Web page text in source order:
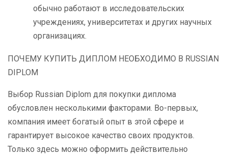
обычно работают в исследовательских
учреждениях, университетах и других научных
организациях.
ПОЧЕМУ КУПИТЬ ДИПЛОМ НЕОБХОДИМО В RUSSIAN
DIPLOM
Выбор Russian Diplom для покупки диплома
обусловлен несколькими факторами. Во-первых,
компания имеет богатый опыт в этой сфере и
гарантирует высокое качество своих продуктов.
Только здесь можно оформить действительно